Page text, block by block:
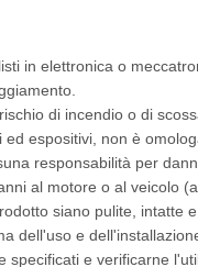
in elettronica o
di incendio o di
espositivi, non è
responsabilità per
al motore o al veicolo
siano pulite,
dell'uso e
specificati e verificarne